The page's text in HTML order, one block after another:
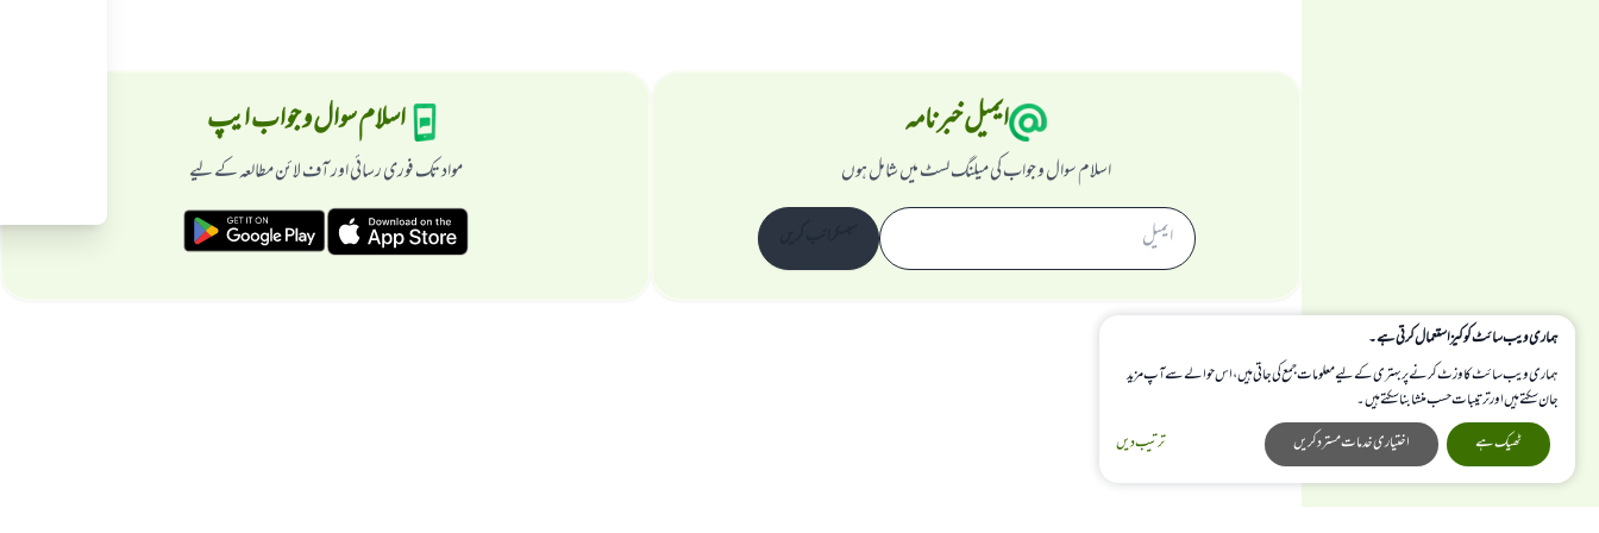
ایمیل خبرنامہ
اسلام سوال و جواب کی میلنگ لسٹ میں شامل ہوں
اسلام سوال و جواب ایپ
مواد تک فوری رسائی اور آف لائن مطالعہ کے لیے
ہماری ویب سائٹ کوکیز استعمال کرتی ہے۔
ہماری ویب سائٹ کا وزٹ کرنے پر بہتری کے لیے معلومات جمع کی جاتی ہیں، اس حوالے سے آپ مزید
جان سکتے ہیں اور ترتیبات حسب منشا بنا سکتے ہیں۔
ترتیب دیں
اختیاری خدمات مسترد کریں ٹھیک ہے